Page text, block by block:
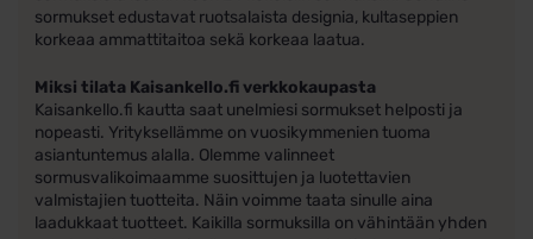
sormukset edustavat ruotsalaista designia, kultaseppien
korkeaa ammattitaitoa sekä korkeaa laatua.
Miksi tilata Kaisankello.fi verkkokaupasta
Kaisankello.fi kautta saat unelmiesi sormukset helposti ja
nopeasti. Yrityksellämme on vuosikymmenien tuoma
asiantuntemus alalla. Olemme valinneet
sormusvalikoimaamme suosittujen ja luotettavien
valmistajien tuotteita. Näin voimme taata sinulle aina
laadukkaat tuotteet. Kaikilla sormuksilla on vähintään yhden